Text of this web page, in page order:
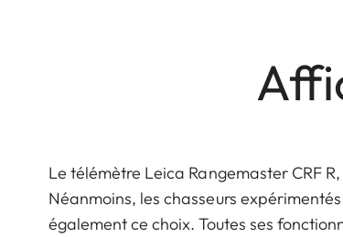
Le télémètre Leica Rangemaster CRF
Néanmoins, les chasseurs
également ce choix. Toutes ses